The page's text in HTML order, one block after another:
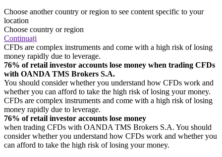
Choose another country or region to see content specific to your
location
Choose country or region
Continuați
CFDs are complex instruments and come with a high risk of losing
money rapidly due to leverage.
76% of retail investor accounts lose money when trading CFDs
with OANDA TMS Brokers S.A.
You should consider whether you understand how CFDs work and
whether you can afford to take the high risk of losing your money.
CFDs are complex instruments and come with a high risk of losing
money rapidly due to leverage.
76% of retail investor accounts lose money
when trading CFDs with OANDA TMS Brokers S.A. You should
consider whether you understand how CFDs work and whether you
can afford to take the high risk of losing your money.